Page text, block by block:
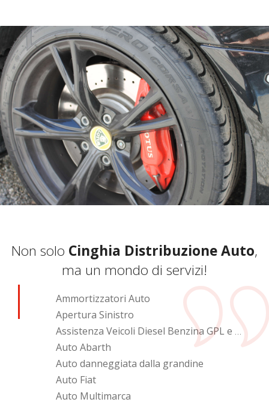
Non solo Cinghia Distribuzione Auto,
ma un mondo di servizi!
Ammortizzatori Auto
Apertura Sinistro
Assistenza Veicoli Diesel Benzina GPL e Metano
Auto Abarth
Auto danneggiata dalla grandine
Auto Fiat
Auto Multimarca